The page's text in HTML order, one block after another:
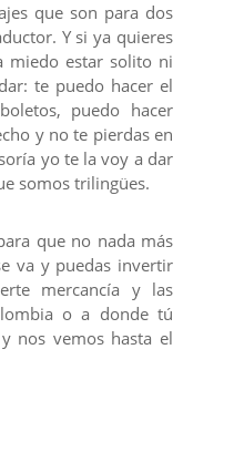
que son para dos
Y si ya quieres
miedo estar solito ni
te puedo hacer el
puedo hacer
y no te pierdas en
yo te la voy a dar
somos trilingües.
que no nada más
va y puedas invertir
mercancía y las
o a donde tú
nos vemos hasta el